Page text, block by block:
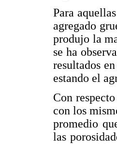
Para
agregado
produjo la
se ha
resultados
estando el
Con
con los
promedio
las